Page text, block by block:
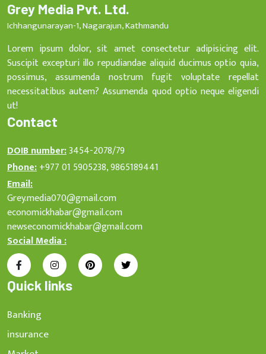
Grey Media Pvt. Ltd.
Ichhangunarayan-1, Nagarajun, Kathmandu
Lorem ipsum dolor, sit amet consectetur adipisicing elit.
Suscipit excepturi illo repudiandae aliquid ducimus optio quia,
possimus, assumenda nostrum fugit voluptate repellat
necessitatibus autem? Assumenda quod optio neque eligendi
ut!
Contact
DOIB number:3454-2078/79
Phone:+977 01 5905238, 9865189441
Email:
Grey.media070@gmail.com
economickhabar@gmail.com
newseconomickhabar@gmail.com
Social Media :
Quick links
Banking
insurance